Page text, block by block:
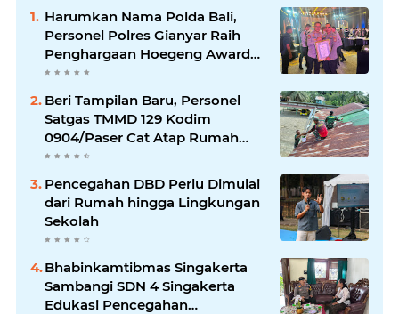
Harumkan Nama Polda Bali,
Personel Polres Gianyar Raih
Penghargaan Hoegeng Awards
2026
Beri Tampilan Baru, Personel
Satgas TMMD 129 Kodim
0904/Paser Cat Atap Rumah
Marbot
Pencegahan DBD Perlu Dimulai
dari Rumah hingga Lingkungan
Sekolah
Bhabinkamtibmas Singakerta
Sambangi SDN 4 Singakerta
Edukasi Pencegahan